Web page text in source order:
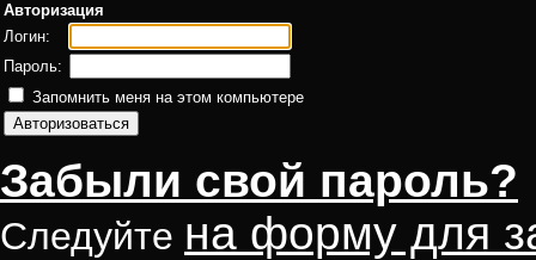
Авторизация
Логин:
Пароль:
Запомнить меня на этом компьютере
Забыли свой пароль?
Следуйте на форму для